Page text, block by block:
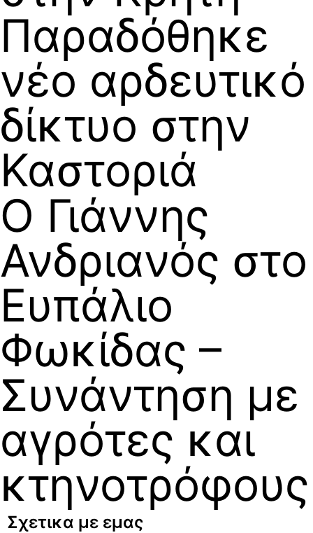
Παραδόθηκε
νέο αρδευτικό
δίκτυο στην
Καστοριά
Ο Γιάννης
Ανδριανός στο
Ευπάλιο
Φωκίδας –
Συνάντηση με
αγρότες και
κτηνοτρόφους
Σχετικα με εμας